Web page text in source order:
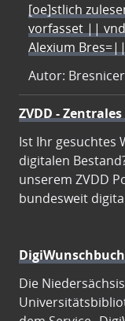
[oe]stlich
vorfasset ||
Alexium
Autor:
ZVDD -
Ist Ihr gesuchtes
digitalen
unserem ZVDD
bundesweit
DigiWunschbuch
Die